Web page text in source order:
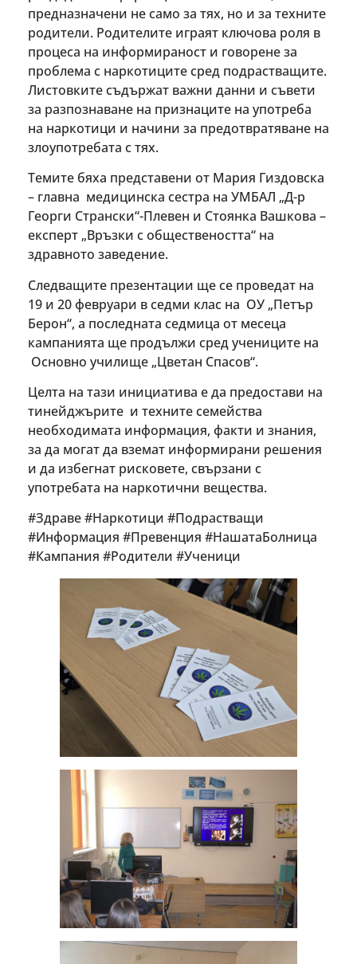
предназначени не само за тях, но и за техните
родители. Родителите играят ключова роля в
процеса на информираност и говорене за
проблема с наркотиците сред подрастващите.
Листовките съдържат важни данни и съвети
за разпознаване на признаците на употреба
на наркотици и начини за предотвратяване на
злоупотребата с тях.
Темите бяха представени от Мария Гиздовска
– главна медицинска сестра на УМБАЛ „Д-р
Георги Странски“-Плевен и Стоянка Вашкова –
експерт „Връзки с обществеността“ на
здравното заведение.
Следващите презентации ще се проведат на
19 и 20 февруари в седми клас на ОУ „Петър
Берон“, а последната седмица от месеца
кампанията ще продължи сред учениците на
Основно училище „Цветан Спасов“.
Целта на тази инициатива е да предостави на
тинейджърите и техните семейства
необходимата информация, факти и знания,
за да могат да вземат информирани решения
и да избегнат рисковете, свързани с
употребата на наркотични вещества.
#Здраве #Наркотици #Подрастващи
#Информация #Превенция #НашатаБолница
#Кампания #Родители #Ученици